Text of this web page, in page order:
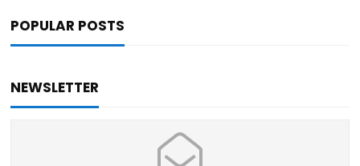
POPULAR POSTS
NEWSLETTER